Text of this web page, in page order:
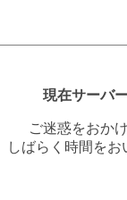
現在サーバ
ご迷惑をおか
しばらく時間を